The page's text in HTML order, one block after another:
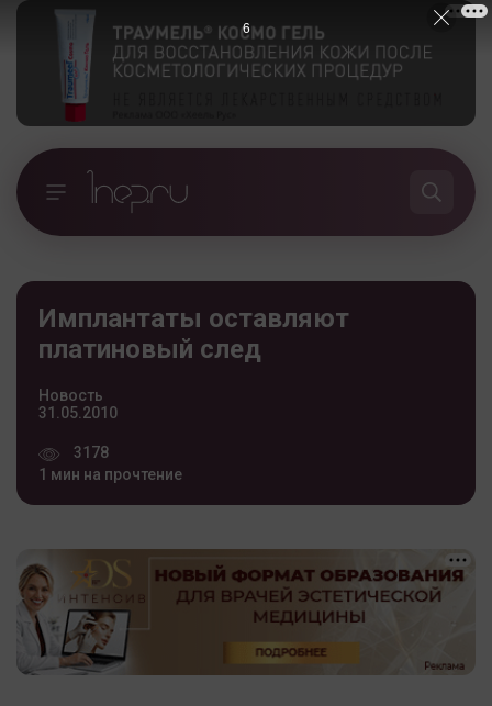
Имплантаты оставляют
платиновый след
Новость
31.05.2010
3178
1 мин на прочтение
5